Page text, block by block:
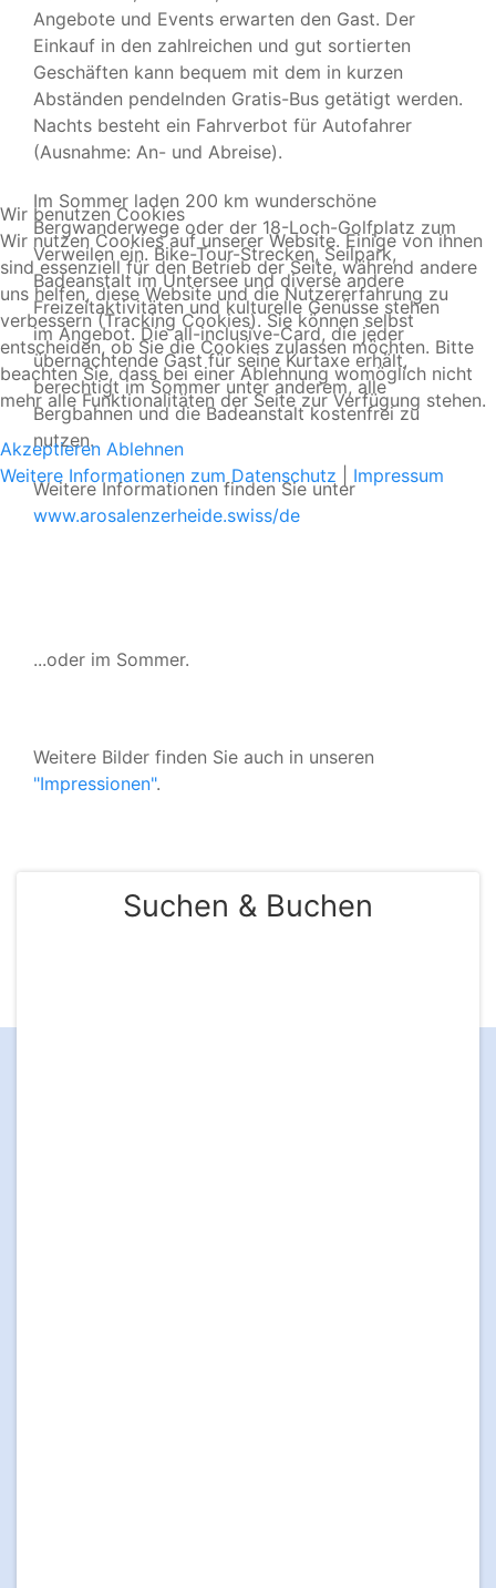
Angebote und Events erwarten den Gast. Der
Einkauf in den zahlreichen und gut sortierten
Geschäften kann bequem mit dem in kurzen
Abständen pendelnden Gratis-Bus getätigt werden.
Nachts besteht ein Fahrverbot für Autofahrer
(Ausnahme: An- und Abreise).
Im Sommer laden 200 km wunderschöne
Bergwanderwege oder der 18-Loch-Golfplatz zum
Verweilen ein. Bike-Tour-Strecken, Seilpark,
Badeanstalt im Untersee und diverse andere
Freizeitaktivitäten und kulturelle Genüsse stehen
im Angebot. Die all-inclusive-Card, die jeder
übernachtende Gast für seine Kurtaxe erhält,
berechtigt im Sommer unter anderem, alle
Bergbahnen und die Badeanstalt kostenfrei zu
nutzen.
Weitere Informationen finden Sie unter
www.arosalenzerheide.swiss/de
...oder im Sommer.
Weitere Bilder finden Sie auch in unseren
"Impressionen".
Wir benutzen Cookies
Wir nutzen Cookies auf unserer Website. Einige von ihnen
sind essenziell für den Betrieb der Seite, während andere
uns helfen, diese Website und die Nutzererfahrung zu
verbessern (Tracking Cookies). Sie können selbst
entscheiden, ob Sie die Cookies zulassen möchten. Bitte
beachten Sie, dass bei einer Ablehnung womöglich nicht
mehr alle Funktionalitäten der Seite zur Verfügung stehen.
Akzeptieren Ablehnen
Weitere Informationen zum Datenschutz
Impressum
Suchen & Buchen